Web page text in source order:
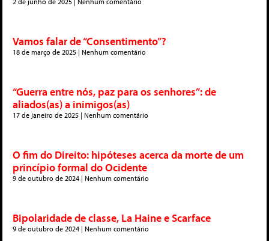
Vamos falar de “Consentimento”?
18 de março de 2025 Nenhum comentário
“Guerra entre nós, paz para os senhores”: de
aliados(as) a inimigos(as)
17 de janeiro de 2025 Nenhum comentário
O fim do Direito: hipóteses acerca da morte de um
princípio formal do Ocidente
9 de outubro de 2024 Nenhum comentário
Bipolaridade de classe, La Haine e Scarface
9 de outubro de 2024 Nenhum comentário